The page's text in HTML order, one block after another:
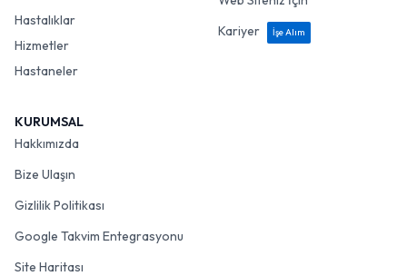
Hastalıklar
Hizmetler
Hastaneler
Kariyer
İşe Alım
KURUMSAL
Hakkımızda
Bize Ulaşın
Gizlilik Politikası
Google Takvim Entegrasyonu
Site Haritası